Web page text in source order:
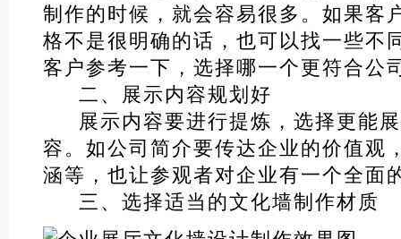
制作的时候，就会容易很多。如果客
格不是很明确的话，也可以找一些不
客户参考一下，选择哪一个更符合公
二、展示内容规划好
展示内容要进行提炼，选择更能展
容。如公司简介要传达企业的价值观
涵等，也让参观者对企业有一个全面
三、选择适当的文化墙制作材质